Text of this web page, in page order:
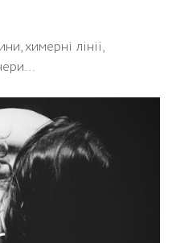
химерні лінії,